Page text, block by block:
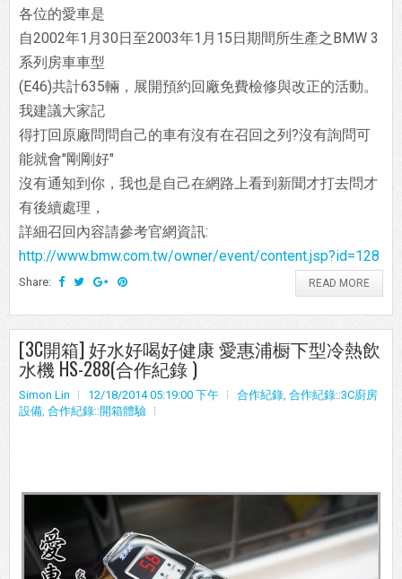
各位的愛車是
自2002年1月30日至2003年1月15日期間所生產之BMW 3
系列房車車型
(E46)共計635輛，展開預約回廠免費檢修與改正的活動。
我建議大家記
得打回原廠問問自己的車有沒有在召回之列?沒有詢問可
能就會"剛剛好"
沒有通知到你，我也是自己在網路上看到新聞才打去問才
有後續處理，
詳細召回內容請參考官網資訊:
http://www.bmw.com.tw/owner/event/content.jsp?id=128
Share: READ MORE
[3C開箱] 好水好喝好健康 愛惠浦橱下型冷熱飲
水機 HS-288(合作紀錄 )
Simon Lin 12/18/2014 05:19:00 下午 合作紀錄, 合作紀錄::3C廚房
設備, 合作紀錄::開箱體驗